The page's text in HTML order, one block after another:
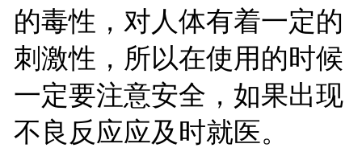
的毒性，对人体有着一定的
刺激性，所以在使用的时候
一定要注意安全，如果出现
不良反应应及时就医。